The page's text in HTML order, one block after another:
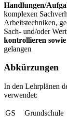
Handlungen/
komplexen
Arbeitstechniken,
Sach- und/oder
kontrollieren
gelangen
Abkürzungen
In den Lehrplänen
verwendet:
GS
Grundschule